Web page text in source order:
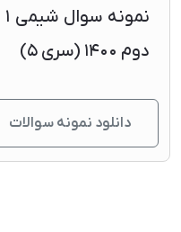
دوم ۱۴۰۰ (سری ۵)
دانلود نمونه سوالات